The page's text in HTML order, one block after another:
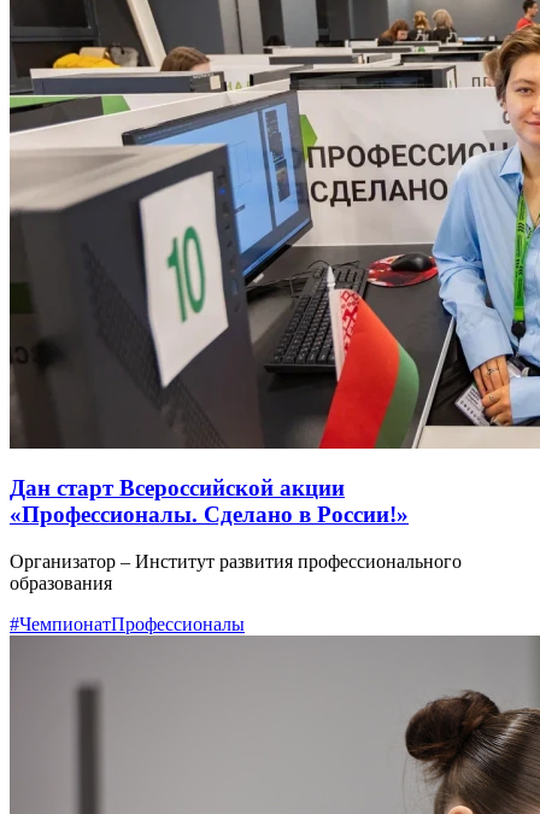
Дан старт Всероссийской акции
«Профессионалы. Сделано в России!»
Организатор – Институт развития профессионального
образования
#ЧемпионатПрофессионалы